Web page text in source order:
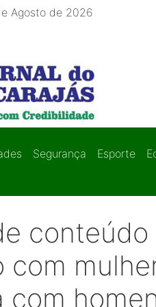
Agosto de 2026
Segurança Esporte
conteúdo
com
com